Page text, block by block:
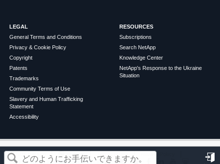
この記事は役に立ちましたか？
LEGAL
General Terms and Conditions
Privacy & Cookie Policy
Copyright
Patents
Trademarks
Community Terms of Use
Slavery and Human Trafficking
Statement
Accessibility
RESOURCES
Subscriptions
Search NetApp
Knowledge Center
NetApp's Response to the Ukraine
Situation
©2026 NetApp English Terms of Use
Privacy Policy
Cookie Policy
Cookie Settings